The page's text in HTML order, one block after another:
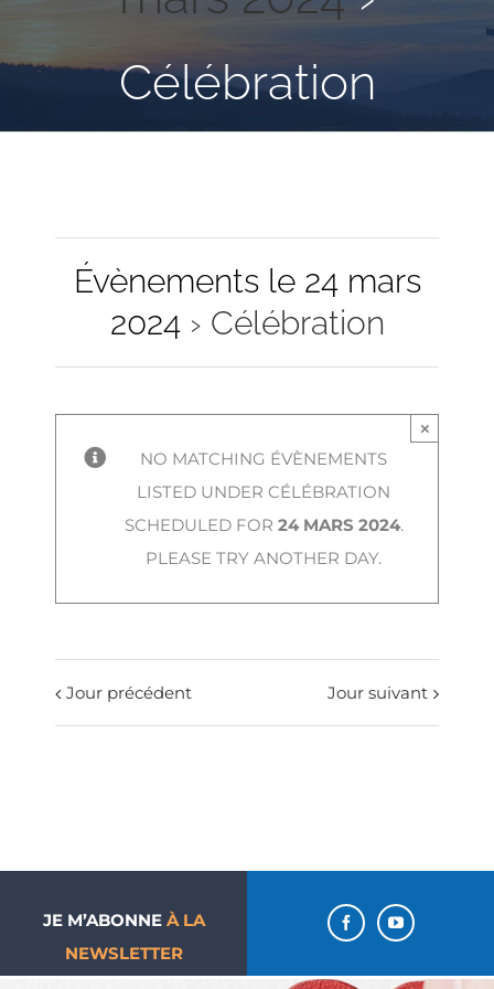
Célébration
Évènements le 24 mars
2024› Célébration
NO MATCHING ÉVÈNEMENTS
LISTED UNDER CÉLÉBRATION
SCHEDULED FOR 24 MARS 2024.
PLEASE TRY ANOTHER DAY.
×
Jour précédent Jour suivant
JE M’ABONNE À LA
NEWSLETTER